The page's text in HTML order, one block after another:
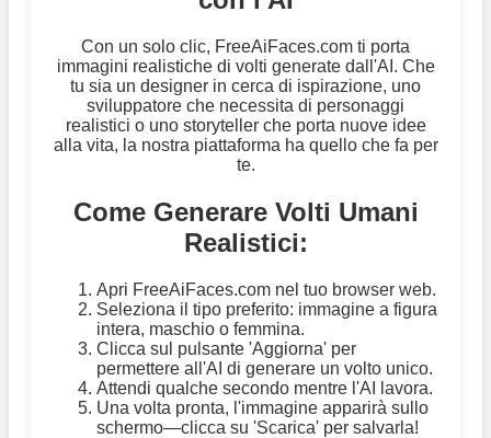
Con un solo clic, FreeAiFaces.com ti porta
immagini realistiche di volti generate dall'AI. Che
tu sia un designer in cerca di ispirazione, uno
sviluppatore che necessita di personaggi
realistici o uno storyteller che porta nuove idee
alla vita, la nostra piattaforma ha quello che fa per
te.
Come Generare Volti Umani
Realistici:
Apri FreeAiFaces.com nel tuo browser web.
Seleziona il tipo preferito: immagine a figura
intera, maschio o femmina.
Clicca sul pulsante 'Aggiorna' per
permettere all'AI di generare un volto unico.
Attendi qualche secondo mentre l'AI lavora.
Una volta pronta, l'immagine apparirà sullo
schermo—clicca su 'Scarica' per salvarla!